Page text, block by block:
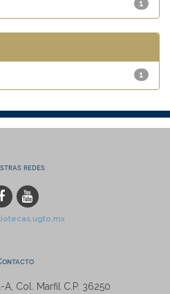
1
1
redes
A, Col. Marfil C.P. 36250